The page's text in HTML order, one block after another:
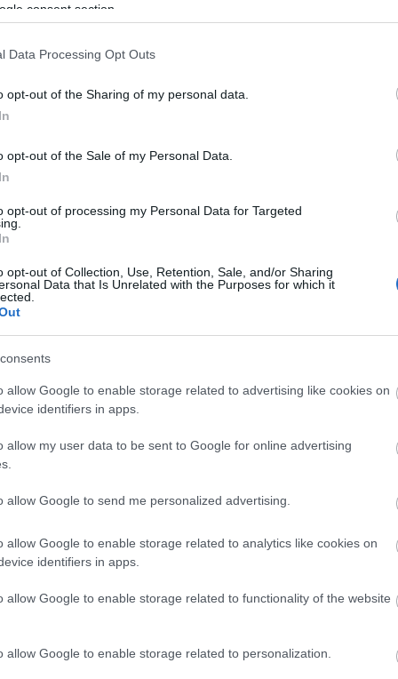
consent section.
Data Processing Opt Outs
opt-out of the Sharing of my personal data.
opt-out of the Sale of my Personal Data.
opt-out of processing my Personal Data for Targeted
opt-out of Collection, Use, Retention, Sale, and/or Sharing
Data that Is Unrelated with the Purposes for which it
allow Google to enable storage related to advertising like cookies on
identifiers in apps.
allow my user data to be sent to Google for online advertising
allow Google to send me personalized advertising.
allow Google to enable storage related to analytics like cookies on
identifiers in apps.
allow Google to enable storage related to functionality of the website
allow Google to enable storage related to personalization.
σύμπλεγμα.
της φαντασίας, παρουσιάζοντας κατασκευές
φαντασίας.
συνεχίζουν να επηρεάζουν τον τρόπο με
τις πόλεις του μέλλοντος.